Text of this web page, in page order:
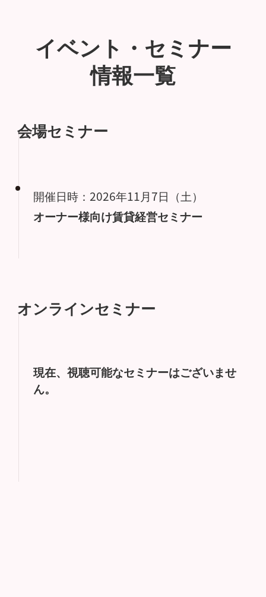
イベント・セミナー
情報一覧
会場セミナー
開催日時：2026年11月7日（土）
オーナー様向け賃貸経営セミナー
オンラインセミナー
現在、視聴可能なセミナーはございませ
ん。